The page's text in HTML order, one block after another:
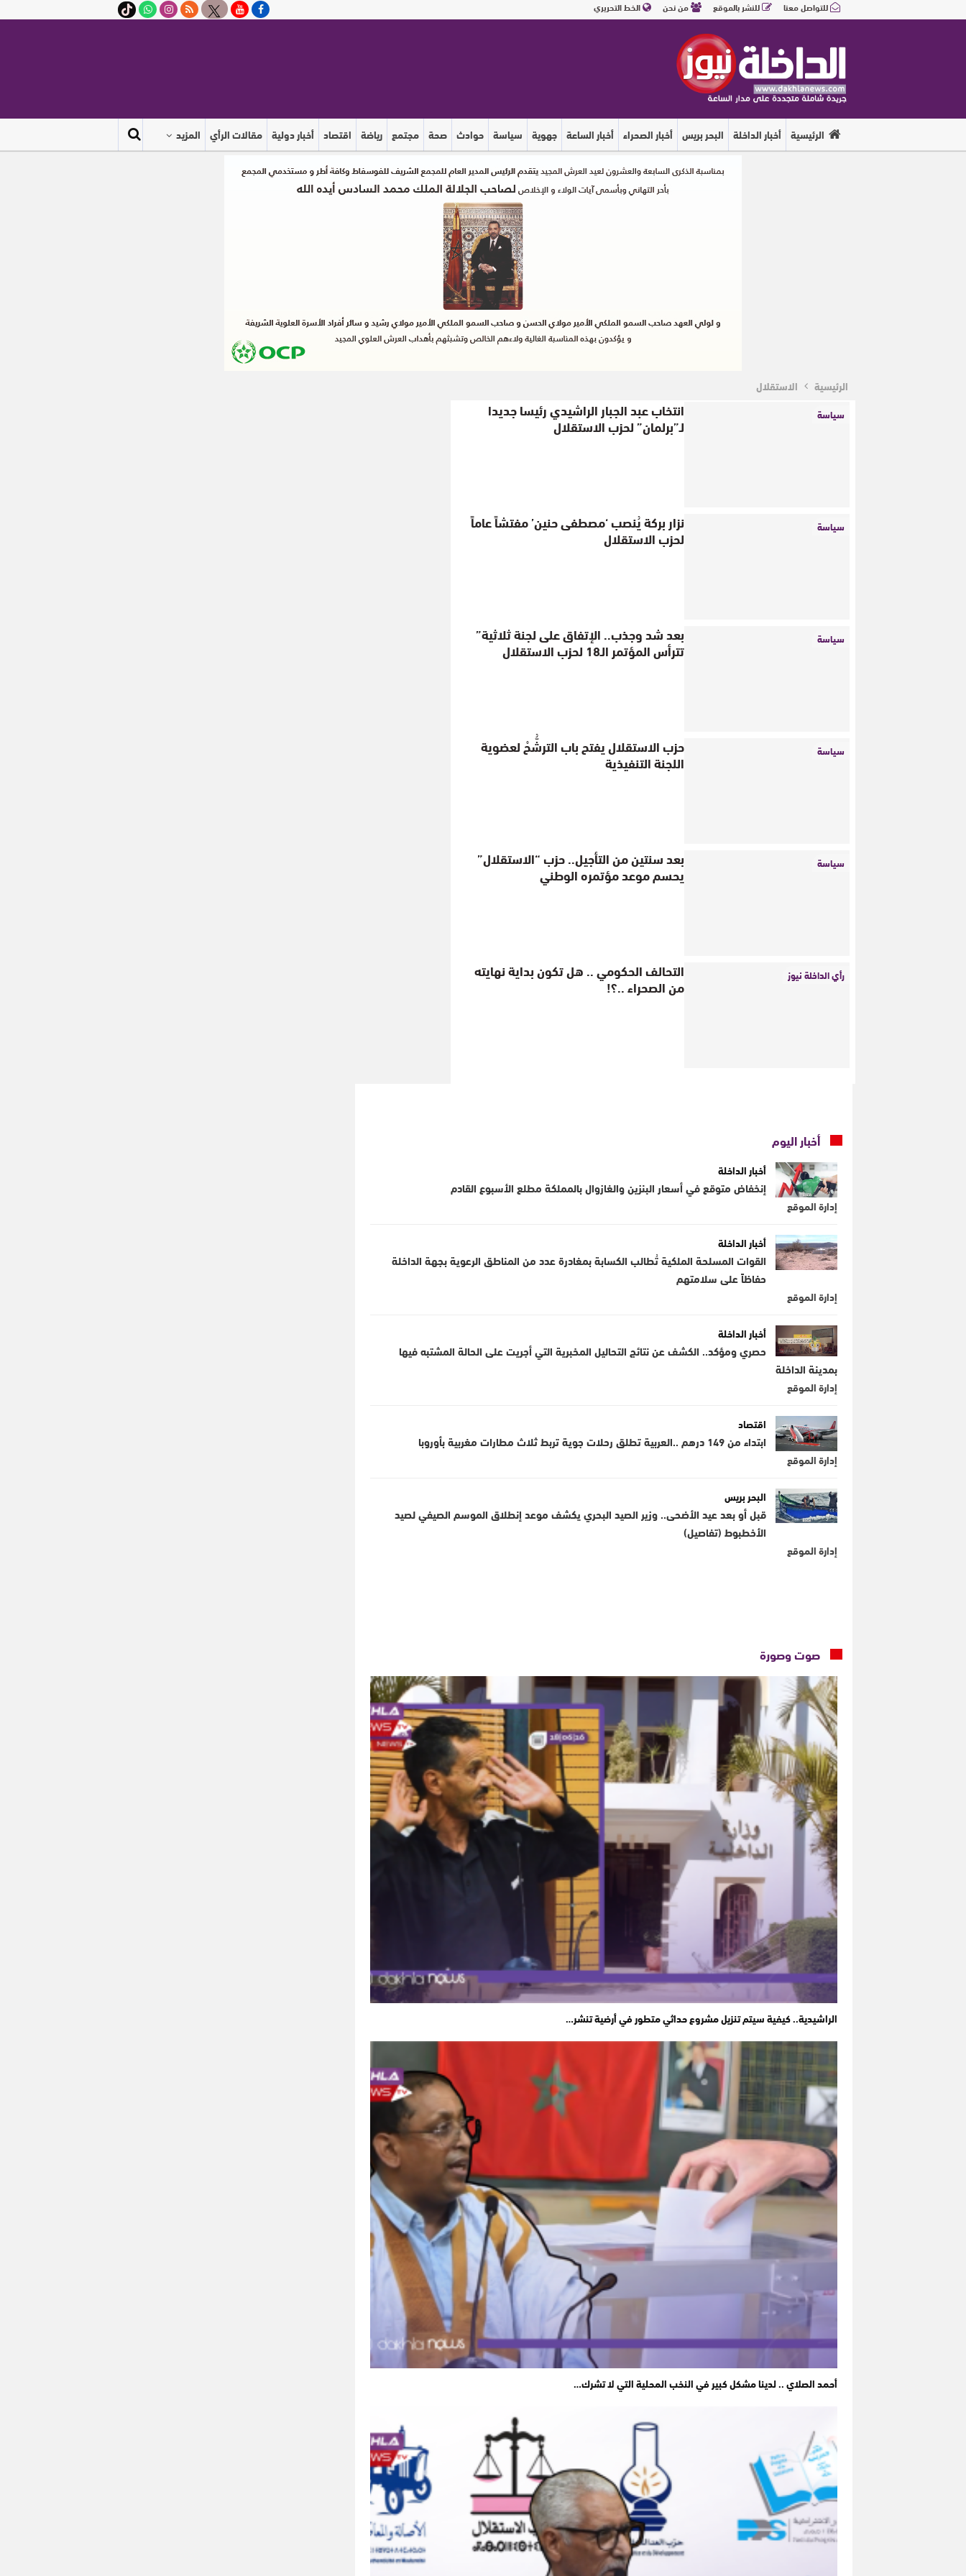
للتواصل معنا للنشر بالموقع من نحن الخط التحريري
الرئيسية أخبار الداخلة البحر بريس أخبار الصحراء أخبار الساعة جهوية سياسة حوادث صحة مجتمع رياضة اقتصاد أخبار دولية مقالات الرأي المزيد
الرئيسية الاستقلال
سياسة انتخاب عبد الجبار الراشيدي رئيسا جديدا
لـ”برلمان” لحزب الاستقلال
سياسة نزار بركة يُنصب ‘مصطفى حنين’ مفتشاً عاماً
لحزب الاستقلال
سياسة بعد شد وجذب.. الإتفاق على لجنة ثلاثية”
تترأس المؤتمر الـ18 لحزب الاستقلال
سياسة حزب الاستقلال يفتح باب الترشُّحْ لعضوية
اللجنة التنفيذية
سياسة بعد سنتين من التأجيل.. حزب “الاستقلال”
يحسم موعد مؤتمره الوطني
رأي الداخلة نيوز التحالف الحكومي .. هل تكون بداية نهايته
من الصحراء ..؟!
أخبار اليوم
أخبار الداخلة
إنخفاض متوقع في أسعار البنزين والغازوال بالمملكة مطلع الأسبوع القادم
إدارة الموقع
أخبار الداخلة
القوات المسلحة الملكية تُطالب الكسابة بمغادرة عدد من المناطق الرعوية بجهة الداخلة
حفاظاً على سلامتهم
إدارة الموقع
أخبار الداخلة
حصري ومؤكد.. الكشف عن نتائج التحاليل المخبرية التي أجريت على الحالة المشتبه فيها
بمدينة الداخلة
إدارة الموقع
اقتصاد
ابتداء من 149 درهم ..العربية تطلق رحلات جوية تربط ثلاث مطارات مغربية بأوروبا
إدارة الموقع
البحر بريس
قبل أو بعد عيد الأضحى.. وزير الصيد البحري يكشف موعد إنطلاق الموسم الصيفي لصيد
الأخطبوط (تفاصيل)
إدارة الموقع
صوت وصورة
الراشيدية.. كيفية سيتم تنزيل مشروع حداثي متطور في أرضية تنشر…
أحمد الصلاي .. لدينا مشكل كبير في النخب المحلية التي لا تشرك…